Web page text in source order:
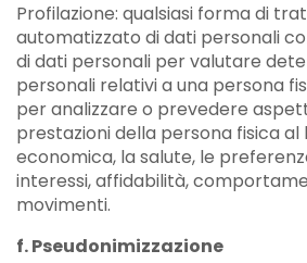
Profilazione: qualsiasi forma di
automatizzato di dati personali
di dati personali per valutare
personali relativi a una persona
per analizzare o prevedere
prestazioni della persona fisica al
economica, la salute, le
interessi, affidabilità,
movimenti.
f. Pseudonimizzazione